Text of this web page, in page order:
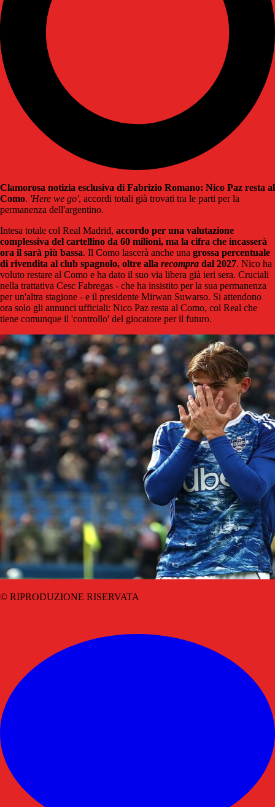
Clamorosa notizia esclusiva di Fabrizio Romano: Nico Paz resta al
Como. 'Here we go', accordi totali già trovati tra le parti per la
permanenza dell'argentino.
Intesa totale col Real Madrid, accordo per una valutazione
complessiva del cartellino da 60 milioni, ma la cifra che incasserà
ora il sarà più bassa. Il Como lascerà anche una grossa percentuale
di rivendita al club spagnolo, oltre alla recompra dal 2027. Nico ha
voluto restare al Como e ha dato il suo via libera già ieri sera. Cruciali
nella trattativa Cesc Fabregas - che ha insistito per la sua permanenza
per un'altra stagione - e il presidente Mirwan Suwarso. Si attendono
ora solo gli annunci ufficiali: Nico Paz resta al Como, col Real che
tiene comunque il 'controllo' del giocatore per il futuro.
© RIPRODUZIONE RISERVATA